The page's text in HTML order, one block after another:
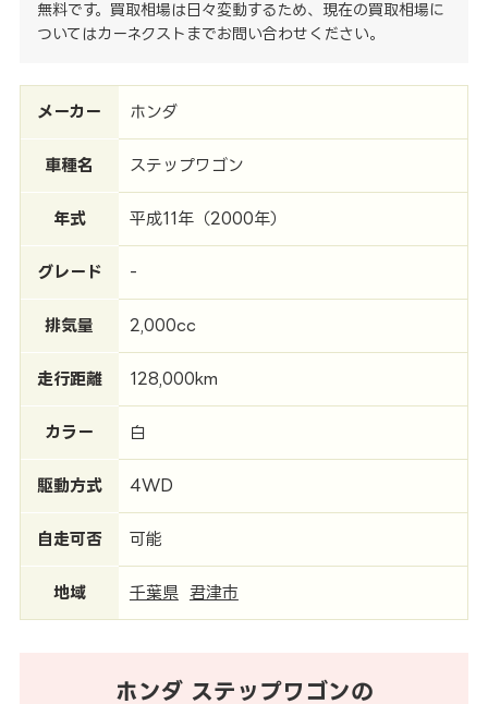
無料です。買取相場は日々変動するため、現在の買取相場に
ついてはカーネクストまでお問い合わせください。
メーカー ホンダ
車種名 ステップワゴン
年式 平成11年（2000年）
グレード -
排気量 2,000cc
走行距離 128,000km
カラー 白
駆動方式 4WD
自走可否 可能
地域 千葉県 君津市
ホンダ ステップワゴンの